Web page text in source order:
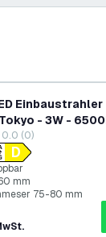
Einbaustrahler
- 3W -
0.0 (0)
mm
75-80 mm